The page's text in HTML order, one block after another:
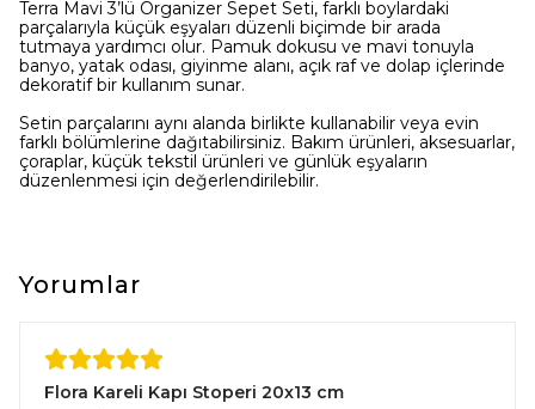
Terra Mavi 3’lü Organizer Sepet Seti, farklı boylardaki
parçalarıyla küçük eşyaları düzenli biçimde bir arada
tutmaya yardımcı olur. Pamuk dokusu ve mavi tonuyla
banyo, yatak odası, giyinme alanı, açık raf ve dolap içlerinde
dekoratif bir kullanım sunar.
Setin parçalarını aynı alanda birlikte kullanabilir veya evin
farklı bölümlerine dağıtabilirsiniz. Bakım ürünleri, aksesuarlar,
çoraplar, küçük tekstil ürünleri ve günlük eşyaların
düzenlenmesi için değerlendirilebilir.
Yorumlar
Flora Kareli Kapı Stoperi 20x13 cm